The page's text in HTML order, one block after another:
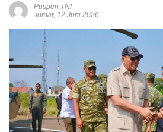
Puspen TNI
Jumat, 12 Juni 2026